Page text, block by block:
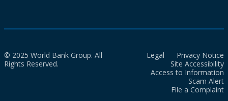
© 2025 World Bank Group. All
Rights Reserved.
Legal
Privacy Notice
Site Accessibility
Access to Information
Scam Alert
File a Complaint